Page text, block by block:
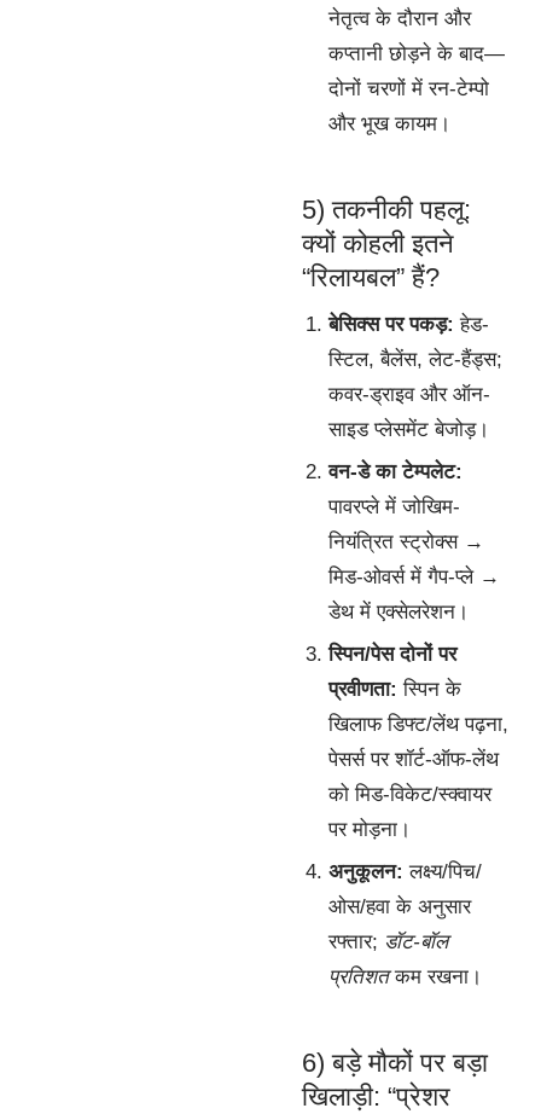
नेतृत्व के दौरान और
कप्तानी छोड़ने के बाद—
दोनों चरणों में रन-टेम्पो
और भूख कायम।
5) तकनीकी पहलू:
क्यों कोहली इतने
“रिलायबल” हैं?
बेसिक्स पर पकड़: हेड-
स्टिल, बैलेंस, लेट-हैंड्स;
कवर-ड्राइव और ऑन-
साइड प्लेसमेंट बेजोड़।
वन-डे का टेम्पलेट:
पावरप्ले में जोखिम-
नियंत्रित स्ट्रोक्स →
मिड-ओवर्स में गैप-प्ले →
डेथ में एक्सेलरेशन।
स्पिन/पेस दोनों पर
प्रवीणता: स्पिन के
खिलाफ डिफ्ट/लेंथ पढ़ना,
पेसर्स पर शॉर्ट-ऑफ-लेंथ
को मिड-विकेट/स्क्वायर
पर मोड़ना।
अनुकूलन: लक्ष्य/पिच/
ओस/हवा के अनुसार
रफ्तार; डॉट-बॉल
प्रतिशतकम रखना।
6) बड़े मौकों पर बड़ा
खिलाड़ी: “प्रेशर